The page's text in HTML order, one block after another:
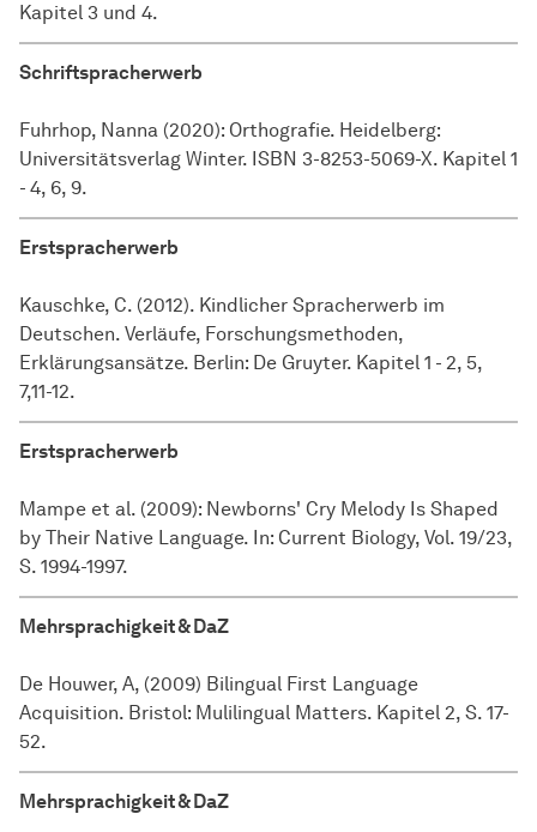
Kapitel 3 und 4.
Schriftspracherwerb
Fuhrhop, Nanna (2020): Orthografie. Heidelberg:
Universitätsverlag Winter. ISBN 3-8253-5069-X. Kapitel 1
- 4, 6, 9.
Erstspracherwerb
Kauschke, C. (2012). Kindlicher Spracherwerb im
Deutschen. Verläufe, Forschungsmethoden,
Erklärungsansätze. Berlin: De Gruyter. Kapitel 1 - 2, 5,
7,11-12.
Erstspracherwerb
Mampe et al. (2009): Newborns' Cry Melody Is Shaped
by Their Native Language. In: Current Biology, Vol. 19/23,
S. 1994-1997.
Mehrsprachigkeit & DaZ
De Houwer, A, (2009) Bilingual First Language
Acquisition. Bristol: Mulilingual Matters. Kapitel 2, S. 17-
52.
Mehrsprachigkeit & DaZ